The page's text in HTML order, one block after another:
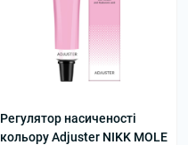
Регулятор насиченості
кольору Adjuster NIKK MOLE